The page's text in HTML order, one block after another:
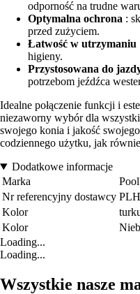
odporność na trudne
Optymalna ochrona :
przed zużyciem.
Łatwość w utrzymaniu
higieny.
Przystosowana do
potrzebom jeźdźca
Idealne połączenie funkcji i
niezaworny wybór dla
swojego konia i jakość
codziennego użytku, jak
Dodatkowe informacje
Marka
Nr referencyjny dostawcy
Kolor
Kolor
Loading...
Loading...
Wszystkie nasze